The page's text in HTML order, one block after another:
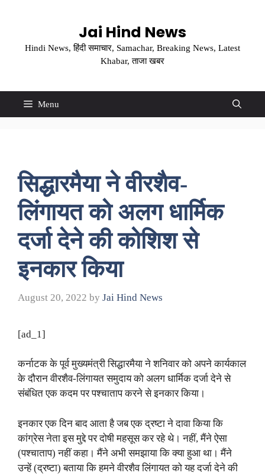
Jai Hind News
Hindi News, हिंदी समाचार, Samachar, Breaking News, Latest
Khabar, ताजा खबर
Menu
सिद्धारमैया ने वीरशैव-
लिंगायत को अलग धार्मिक
दर्जा देने की कोशिश से
इनकार किया
August 20, 2022 by Jai Hind News
[ad_1]
कर्नाटक के पूर्व मुख्यमंत्री सिद्धारमैया ने शनिवार को अपने कार्यकाल
के दौरान वीरशैव-लिंगायत समुदाय को अलग धार्मिक दर्जा देने से
संबंधित एक कदम पर पश्चाताप करने से इनकार किया।
इनकार एक दिन बाद आता है जब एक द्रष्टा ने दावा किया कि
कांग्रेस नेता इस मुद्दे पर दोषी महसूस कर रहे थे। नहीं, मैंने ऐसा
(पश्चाताप) नहीं कहा। मैंने अभी समझाया कि क्या हुआ था। मैंने
उन्हें (द्रष्टा) बताया कि हमने वीरशैव लिंगायत को यह दर्जा देने की